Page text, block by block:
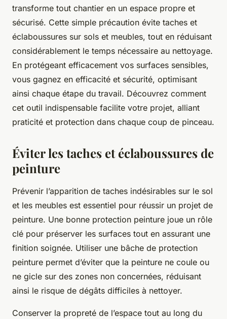
transforme tout chantier en un espace propre et
sécurisé. Cette simple précaution évite taches et
éclaboussures sur sols et meubles, tout en réduisant
considérablement le temps nécessaire au nettoyage.
En protégeant efficacement vos surfaces sensibles,
vous gagnez en efficacité et sécurité, optimisant
ainsi chaque étape du travail. Découvrez comment
cet outil indispensable facilite votre projet, alliant
praticité et protection dans chaque coup de pinceau.
Éviter les taches et éclaboussures de
peinture
Prévenir l’apparition de taches indésirables sur le sol
et les meubles est essentiel pour réussir un projet de
peinture. Une bonne protection peinture joue un rôle
clé pour préserver les surfaces tout en assurant une
finition soignée. Utiliser une bâche de protection
peinture permet d’éviter que la peinture ne coule ou
ne gicle sur des zones non concernées, réduisant
ainsi le risque de dégâts difficiles à nettoyer.
Conserver la propreté de l’espace tout au long du